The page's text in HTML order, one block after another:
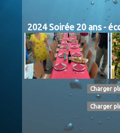
2024 Soirée 20 ans -
Charger
Charger